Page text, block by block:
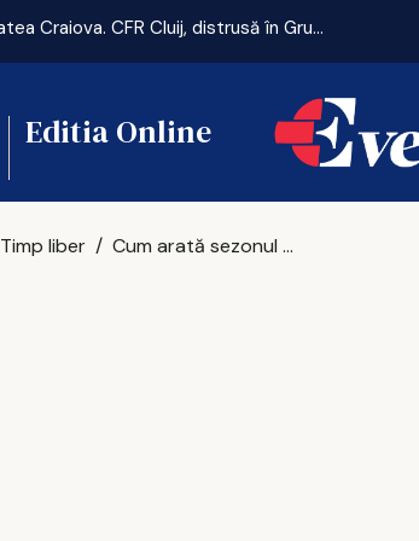
Remiză cu emoții pentru Universitatea Craiova. CFR Cluij, distrusă în Gruia!
Editia Online
Timp liber Cum arată sezonul 2026 din F1: Schimbări importante, circuite surpriză, reguli noi